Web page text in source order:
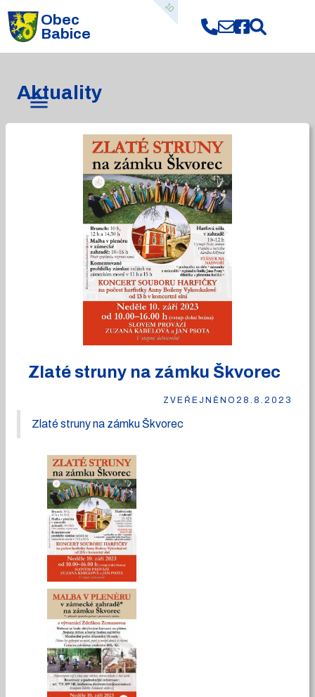
Obec
Babice
10
Aktuality
Zlaté struny na zámku Škvorec
ZVEŘEJNĚNO 28.8.2023
Zlaté struny na zámku Škvorec